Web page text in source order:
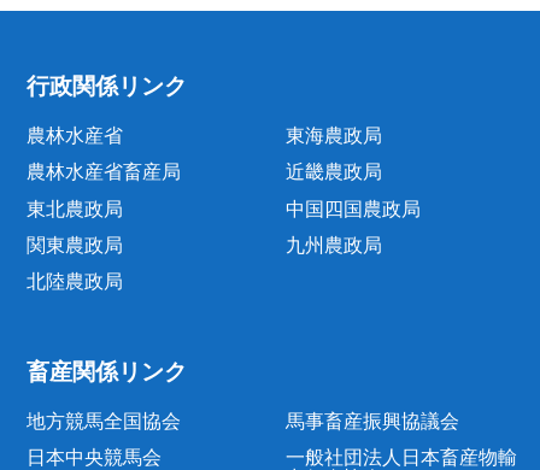
行政関係リンク
農林水産省
農林水産省畜産局
東北農政局
関東農政局
北陸農政局
東海農政局
近畿農政局
中国四国農政局
九州農政局
畜産関係リンク
地方競馬全国協会
日本中央競馬会
馬事畜産振興協議会
一般社団法人日本畜産物輸